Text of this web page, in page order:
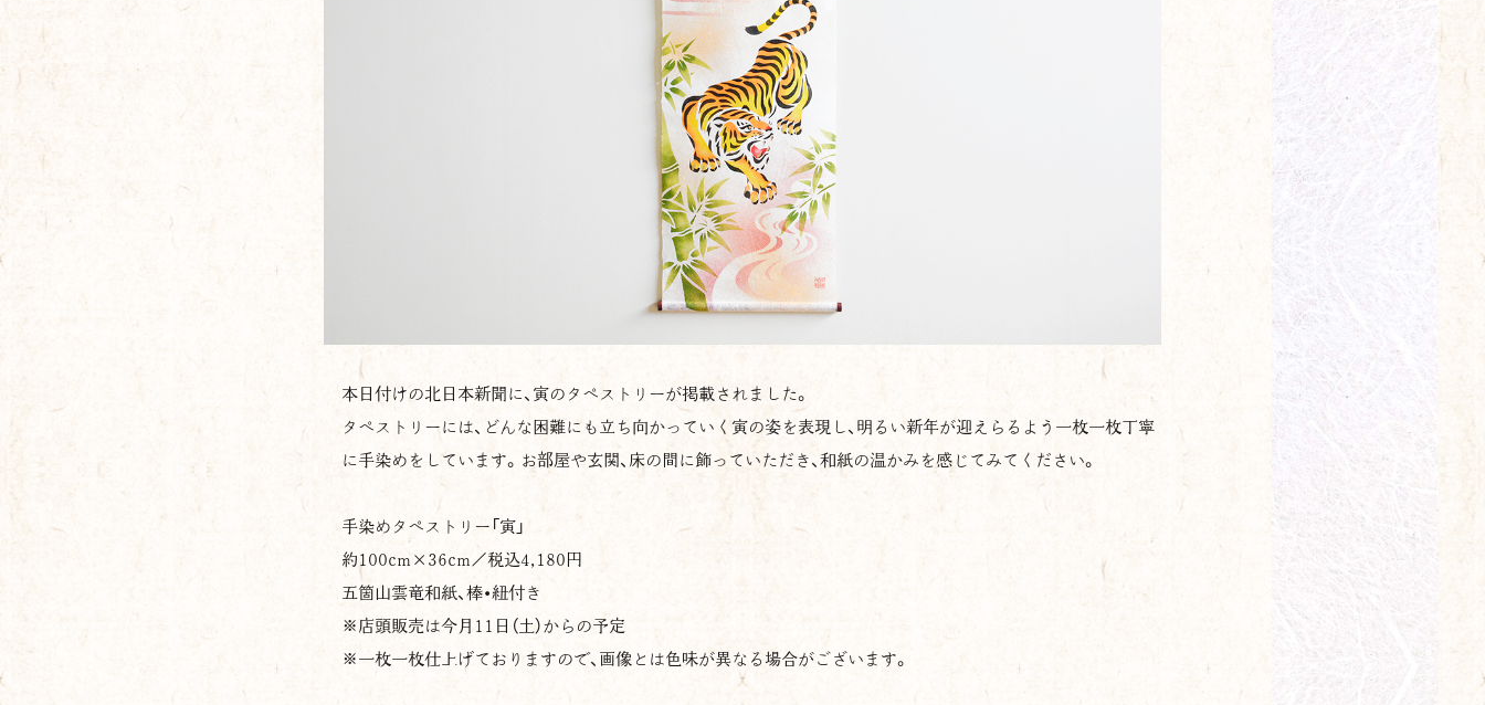
本日付けの北日本新聞に、寅のタペストリーが掲載されました。
タペストリーには、どんな困難にも立ち向かっていく寅の姿を表現し、明るい新年が迎えらるよう一枚一枚丁寧
に手染めをしています。お部屋や玄関、床の間に飾っていただき、和紙の温かみを感じてみてください。
手染めタペストリー「寅」
約100cm×36cm／税込4,180円
五箇山雲竜和紙、棒•紐付き
※店頭販売は今月11日（土）からの予定
※一枚一枚仕上げておりますので、画像とは色味が異なる場合がございます。